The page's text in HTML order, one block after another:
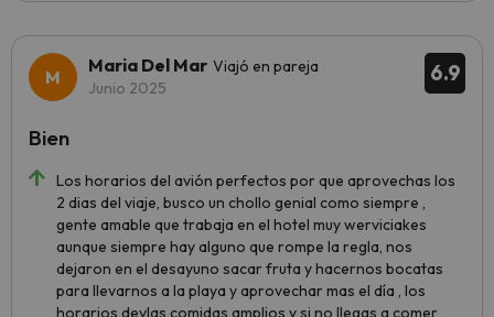
6.9
Maria Del Mar Viajó en pareja
Junio 2025
Los horarios del avión perfectos por que aprovechas los
2 dias del viaje, busco un chollo genial como siempre ,
gente amable que trabaja en el hotel muy werviciakes
aunque siempre hay alguno que rompe la regla, nos
dejaron en el desayuno sacar fruta y hacernos bocatas
para llevarnos a la playa y aprovechar mas el día , los
horarios devlas comidas amplios y si no llegas a comer
Bien